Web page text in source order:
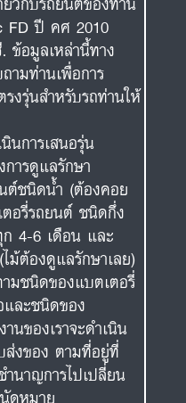
FD ปี คศ 2010
ข้อมูลเหล่านี้ทาง
ามท่านเพื่อการ
งรุ่นสำหรับรถท่านให้
นการเสนอรุ่น
ารดูแลรักษา
ต์ชนิดน้ำ (ต้องคอย
อรี่รถยนต์ ชนิดกึ่ง
4-6 เดือน และ
ม้ต้องดูแลรักษาเลย)
มชนิดของแบตเตอรี่
ละชนิดของ
นของเราจะดำเนิน
ส่งของ ตามที่อยู่ที่
นาญการไปเปลี่ยน